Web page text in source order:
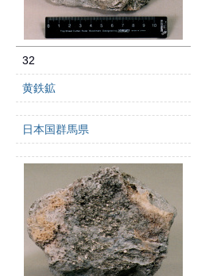
32
黄鉄鉱
日本国群馬県